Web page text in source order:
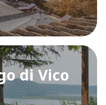
di Vico